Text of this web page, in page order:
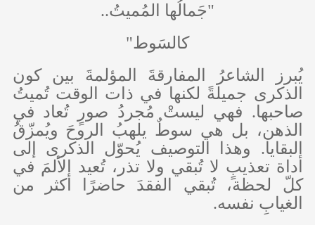
"جَمالُها المُميتُ..
كالسَوط"
يُبرز الشاعرُ المفارقةَ المؤلمةَ بين كون
الذكرى جميلةً لكنها في ذات الوقت تُميتُ
صاحبها. فهي ليستْ مُجردُ صورٍ تُعاد في
الذهن، بل هي سوطٌ يلهبُ الروحَ ويُمزّقُ
البقايا. وهذا التوصيف يُحوّل الذكرى إلى
أداة تعذيبٍ لا تُبقي ولا تذر، تُعيد الألمَ في
كلّ لحظة، تُبقي الفقدَ حاضرًا أكثر من
الغيابِ نفسه.